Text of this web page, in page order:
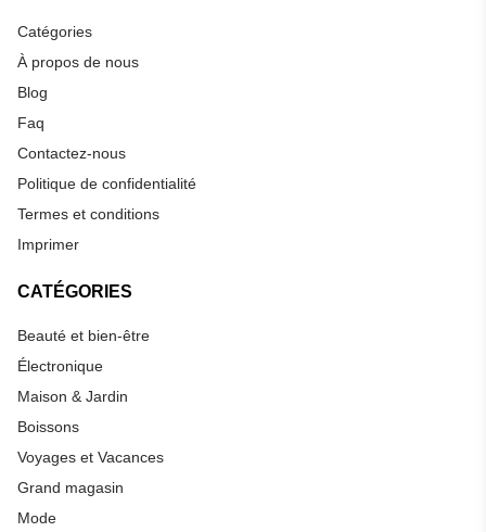
Catégories
À propos de nous
Blog
Faq
Contactez-nous
Politique de confidentialité
Termes et conditions
Imprimer
CATÉGORIES
Beauté et bien-être
Électronique
Maison & Jardin
Boissons
Voyages et Vacances
Grand magasin
Mode